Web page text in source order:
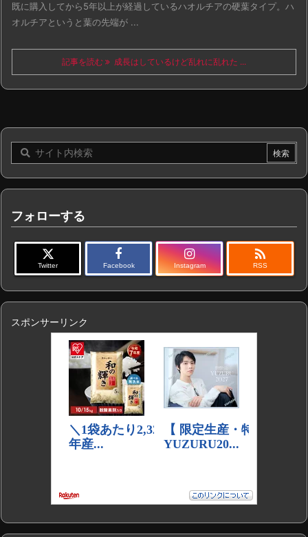
既に購入してから5年以上が経過しているハオルチアの硬葉タイプ。ハ
オルチアというと葉の先端が ...
記事を読む 成長はしているけど乱れに乱れた ...
フォローする
Twitter Facebook Instagram

RSS
スポンサーリンク